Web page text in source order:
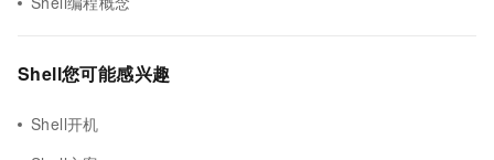
Shell您可能感兴趣
Shell开机